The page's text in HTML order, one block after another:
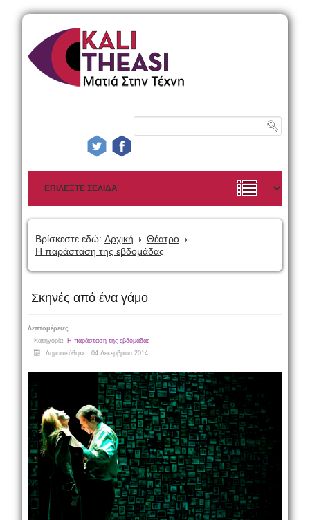
Βρίσκεστε εδώ: Αρχική
Θέατρο
Η παράσταση της εβδομάδας
Σκηνές από ένα γάμο
Λεπτομέρειες
Κατηγορία: Η παράσταση της εβδομάδας
Δημοσιεύθηκε : 04 Δεκεμβρίου 2014